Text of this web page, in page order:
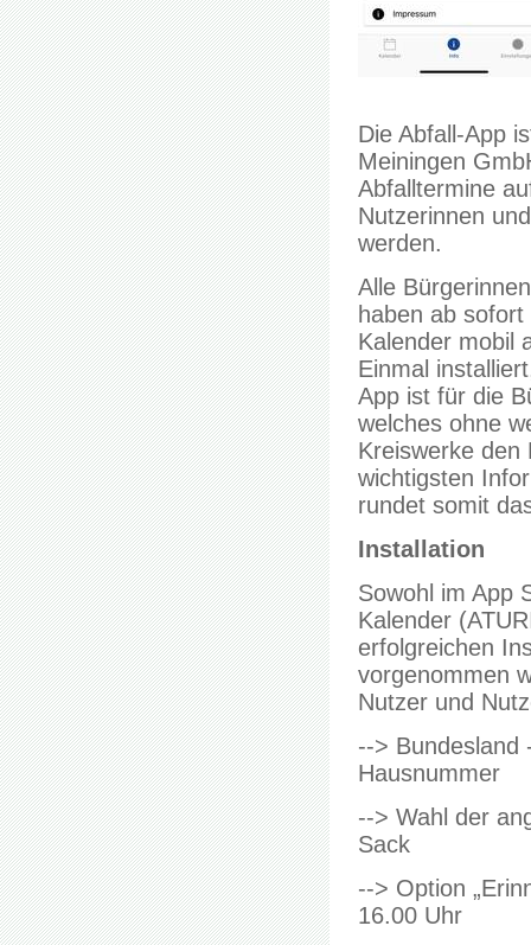
Die Abfall-App
Meiningen
Abfalltermine
Nutzerinnen
werden.
Alle
haben ab
Kalender mobil
Einmal
App ist für die
welches ohne
Kreiswerke den
wichtigsten
rundet somit
Installation
Sowohl im App
Kalender
erfolgreichen
vorgenommen
Nutzer und
-->
Hausnummer
--> Wahl der
Sack
--> Option
16.00 Uhr